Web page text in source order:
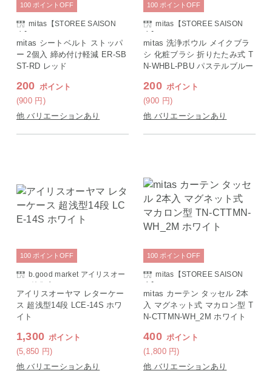
mitas【STOREE SAISON
店】
mitas シートベルト ストッパ
ー 2個入 締め付け軽減 ER-SB
ST-RD レッド
200 ポイント
(900 円 )
100 ポイント OFF
他 バリエーションあり
mitas【STOREE SAISON
店】
mitas 洗浄ボウル メイクブラ
シ 化粧ブラシ 折りたたみ式 T
N-WHBL-PBU パステルブルー
200 ポイント
(900 円)
100 ポイント OFF
他 バリエーションあり
b.good market アイリスオー
ヤマ特集店
アイリスオーヤマ レターケー
ス 超浅型14段 LCE-14S ホワ
イト
1,300 ポイント
(5,850 円)
100 ポイント OFF
他 バリエーションあり
mitas【STOREE SAISON
店】
mitas カーテン タッセル 2本
入 マグネット式 マカロン型 T
N-CTTMN-WH_2M ホワイト
400 ポイント
(1,800 円)
100 ポイント OFF
他 バリエーションあり